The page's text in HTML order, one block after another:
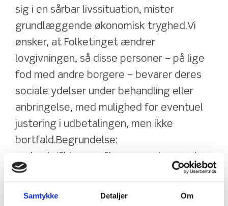
Samtykke Detaljer Om
sig i en sårbar livssituation, mister
grundlæggende økonomisk tryghed.Vi
ønsker, at Folketinget ændrer
lovgivningen, så disse personer – på lige
fod med andre borgere – bevarer deres
sociale ydelser under behandling eller
anbringelse, med mulighed for eventuel
justering i udbetalingen, men ikke
bortfald.Begrundelse:
underskrift:ien er ofte mennesker med
alvorlige psykiske lidelser, som modtager